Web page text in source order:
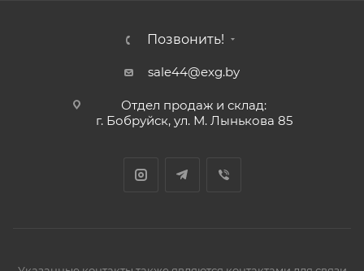
Позвонить!
sale44@exg.by
Отдел продаж и склад:
г. Бобруйск, ул. М. Лынькова 85